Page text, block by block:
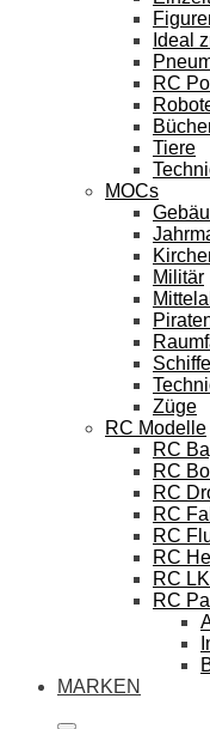
Ideal
RC
Tiere
MOCs
Militär
Schiffe
Züge
RC Modelle
RC
RC
RC
RC
RC
RC
RC
RC
MARKEN